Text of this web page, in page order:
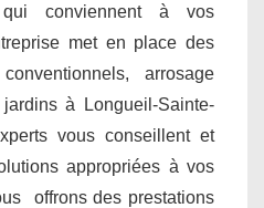
conviennent à vos
met en place des
arrosage
à Longueil-Sainte-
vous conseillent et
appropriées à vos
offrons des prestations